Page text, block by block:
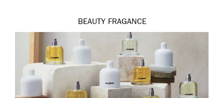
BEAUTY FRAGANCE